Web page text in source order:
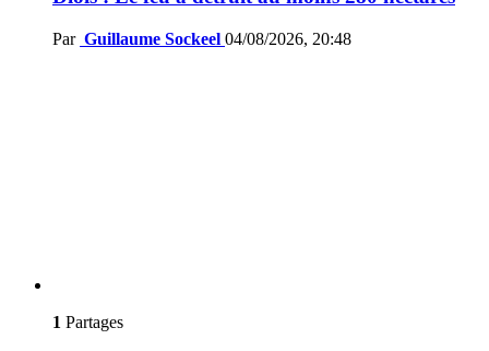
Par Guillaume Sockeel 04/08/2026, 20:48
1 Partages